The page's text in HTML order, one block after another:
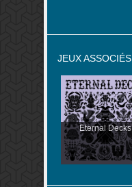
JEUX ASSOCIÉS
Eternal Decks